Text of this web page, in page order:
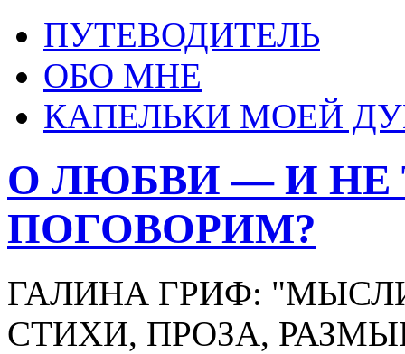
ПУТЕВОДИТЕЛЬ
ОБО МНЕ
КАПЕЛЬКИ МОЕЙ
О ЛЮБВИ — И НЕ
ПОГОВОРИМ?
ГАЛИНА ГРИФ:
СТИХИ, ПРОЗА,